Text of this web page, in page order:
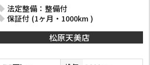
法定整備：整備付
保証付 (1ヶ月・1000km )
松原天美店